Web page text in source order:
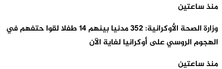
منذ ساعتين
وزارة الصحة الأوكرانية: 352 مدنيا بينهم 14 طفلا لقوا حتفهم في
الهجوم الروسي على أوكرانيا لغاية الآن
منذ ساعتين